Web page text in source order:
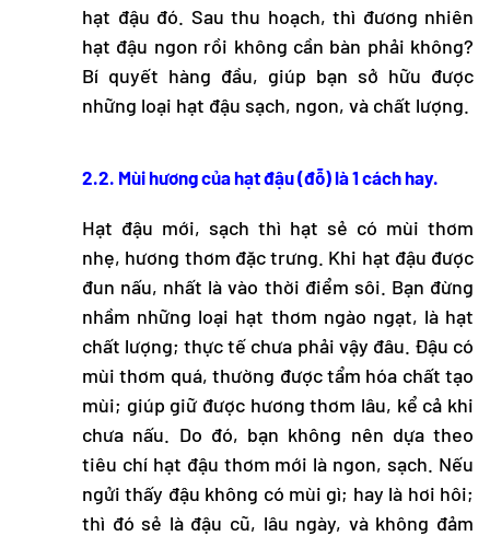
hạt đậu đó. Sau thu hoạch, thì đương nhiên
hạt đậu ngon rồi không cần bàn phải không?
Bí quyết hàng đầu, giúp bạn sở hữu được
những loại hạt đậu sạch, ngon, và chất lượng.
2.2. Mùi hương của hạt đậu (đỗ) là 1 cách hay.
Hạt đậu mới, sạch thì hạt sẻ có mùi thơm
nhẹ, hương thơm đặc trưng. Khi hạt đậu được
đun nấu, nhất là vào thời điểm sôi. Bạn đừng
nhầm những loại hạt thơm ngào ngạt, là hạt
chất lượng; thực tế chưa phải vậy đâu. Đậu có
mùi thơm quá, thường được tẩm hóa chất tạo
mùi; giúp giữ được hương thơm lâu, kể cả khi
chưa nấu. Do đó, bạn không nên dựa theo
tiêu chí hạt đậu thơm mới là ngon, sạch. Nếu
ngửi thấy đậu không có mùi gì; hay là hơi hôi;
thì đó sẻ là đậu cũ, lâu ngày, và không đảm